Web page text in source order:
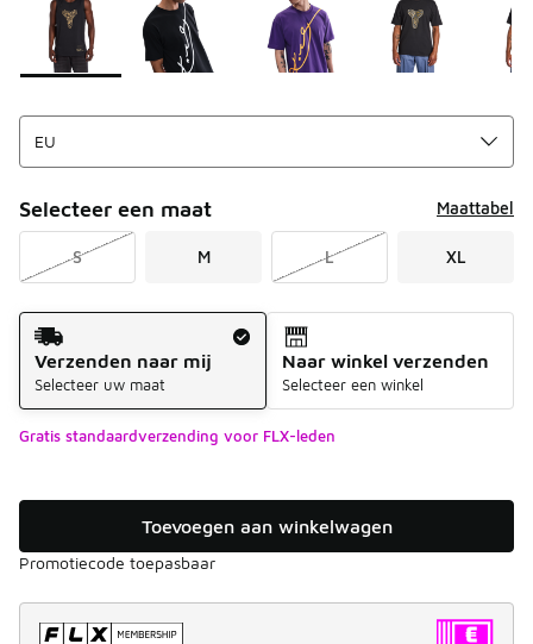
Selecteer een maat Maattabel
S M L XL
Verzendmethode
Verzenden naar mij
Selecteer uw maat
Naar winkel verzenden
Selecteer een winkel
Gratis standaardverzending voor FLX-leden
Toevoegen aan winkelwagen
Promotiecode toepasbaar